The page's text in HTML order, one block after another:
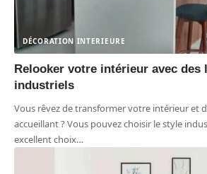
DÉCORATION INTERIEURE
Relooker votre intérieur avec des
industriels
Vous rêvez de transformer votre intérieur et
accueillant ? Vous pouvez choisir le style
excellent choix…